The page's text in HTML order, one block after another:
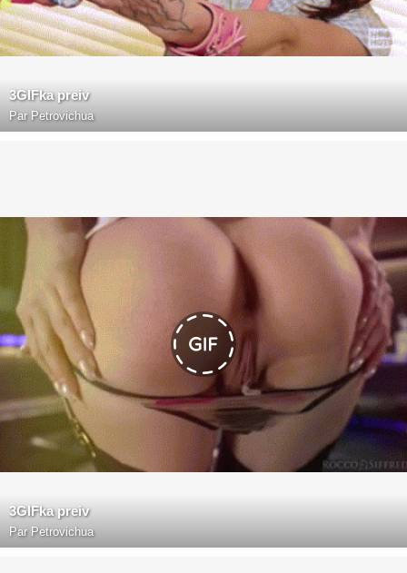
3GIFka preiv
Par Petrovichua
3GIFka preiv
Par Petrovichua